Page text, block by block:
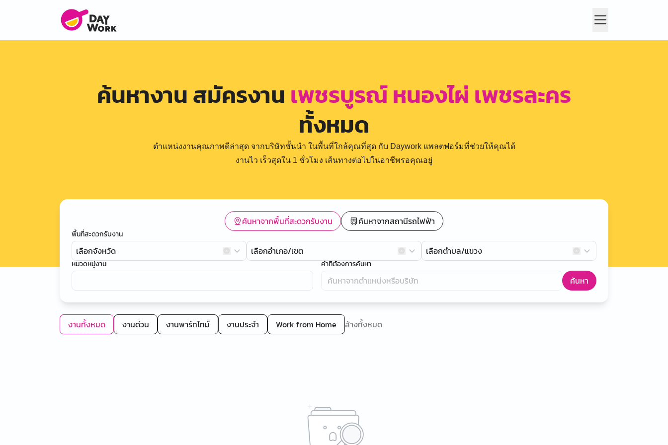
ค้นหางาน สมัครงาน เพชรบูรณ์ หนองไผ่ เพชรละคร
ทั้งหมด
ตำแหน่งงานคุณภาพดีล่าสุด จากบริษัทชั้นนำ ในพื้นที่ใกล้คุณที่สุด กับ Daywork แพลตฟอร์มที่ช่วยให้คุณได้
งานไว เร็วสุดใน 1 ชั่วโมง เส้นทางต่อไปในอาชีพรอคุณอยู่
ค้นหาจากพื้นที่สะดวกรับงาน ค้นหาจากสถานีรถไฟฟ้า
พื้นที่สะดวกรับงาน
เลือกจังหวัด เลือกอำเภอ/เขต เลือกตำบล/แขวง
หมวดหมู่งาน คำที่ต้องการค้นหา
ค้นหา
งานทั้งหมด งานด่วน งานพาร์ทไทม์ งานประจำ Work from Home ล้างทั้งหมด